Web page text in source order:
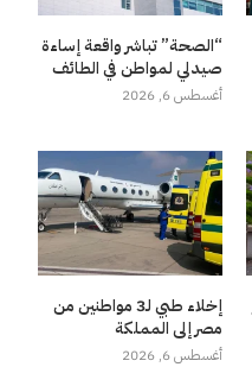
“الصحة” تباشر واقعة إساءة
صيدلي لمواطن في الطائف
أغسطس 6, 2026
إخلاء طبي لـ3 مواطنين من
مصر إلى المملكة
أغسطس 6, 2026